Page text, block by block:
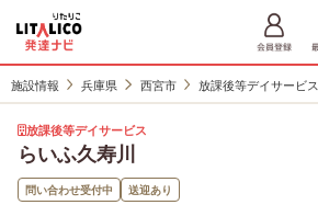
施設情報 兵庫県 西宮市 放課後等デイサービス
放課後等デイサービス
らいふ久寿川
問い合わせ受付中 送迎あり